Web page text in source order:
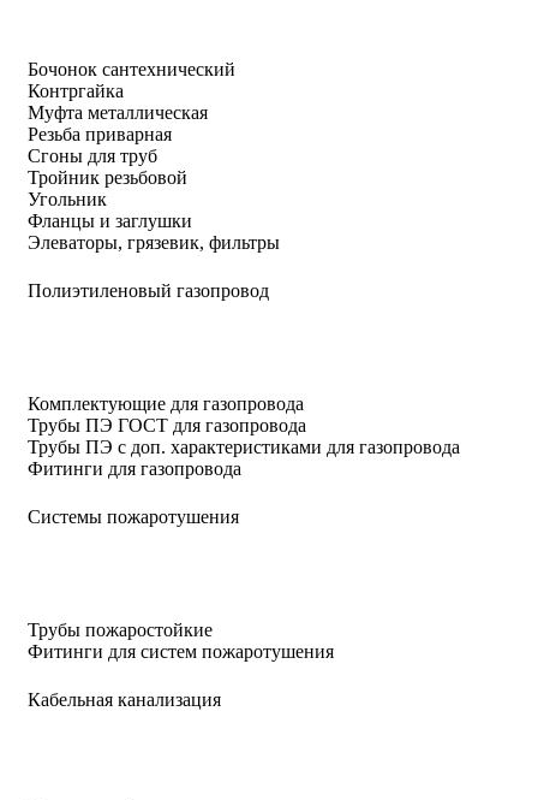
Бочонок сантехнический
Контргайка
Муфта металлическая
Резьба приварная
Сгоны для труб
Тройник резьбовой
Угольник
Фланцы и заглушки
Элеваторы, грязевик, фильтры
Полиэтиленовый газопровод
Комплектующие для газопровода
Трубы ПЭ ГОСТ для газопровода
Трубы ПЭ с доп. характеристиками для газопровода
Фитинги для газопровода
Системы пожаротушения
Трубы пожаростойкие
Фитинги для систем пожаротушения
Кабельная канализация